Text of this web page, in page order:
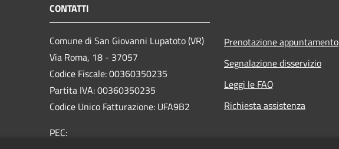
CONTATTI
Comune di San Giovanni Lupatoto (VR)
Via Roma, 18 - 37057
Codice Fiscale: 00360350235
Partita IVA: 00360350235
Codice Unico Fatturazione: UFA9B2
PEC:
Prenotazione appuntamento
Segnalazione disservizio
Leggi le FAQ
Richiesta assistenza